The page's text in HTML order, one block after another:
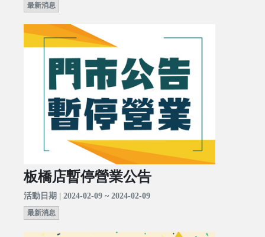
最新消息
板橋店暫停營業公告
活動日期 | 2024-02-09 ~ 2024-02-09
最新消息